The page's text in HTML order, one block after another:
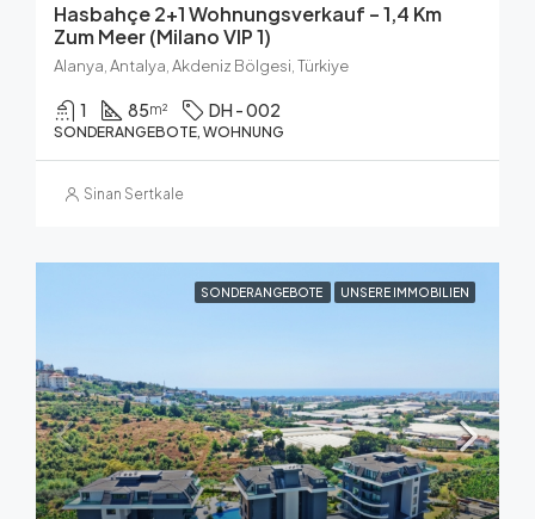
Hasbahçe 2+1 Wohnungsverkauf – 1,4 Km
Zum Meer (Milano VIP 1)
Alanya, Antalya, Akdeniz Bölgesi, Türkiye
1 85m² DH - 002
SONDERANGEBOTE, WOHNUNG
Sinan Sertkale
SONDERANGEBOTE UNSERE IMMOBILIEN